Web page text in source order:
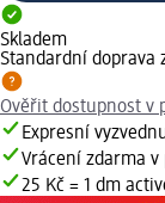
Skladem
Standardní doprava
Ověřit dostupnost v
Expresní
Vrácení zdarma
25 Kč = 1 dm